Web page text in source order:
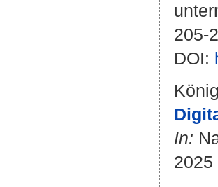
205-
DOI:
In:
2025